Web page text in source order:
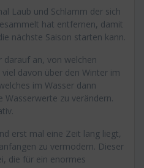
Laub und Schlamm der sich
hat entfernen, damit
nächste Saison starten kann.
an, von welchen
davon über den Winter im
im Wasser dann
zu verändern.
erst mal eine Zeit lang liegt,
zu vermodern. Dieser
die für ein enormes